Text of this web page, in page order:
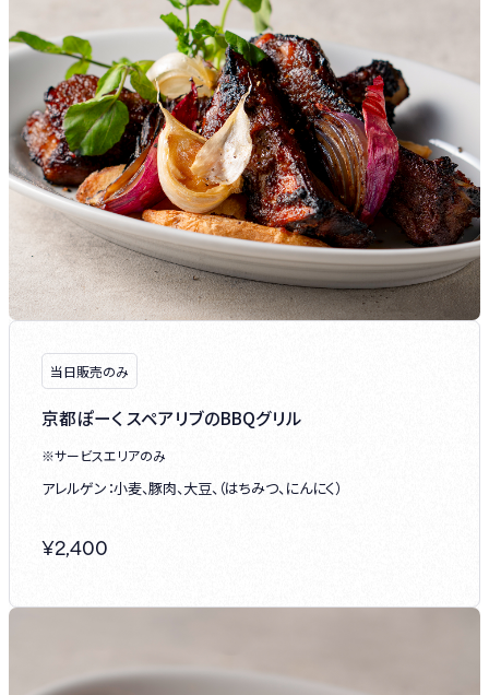
当日販売のみ
京都ぽーく スペアリブのBBQグリル
※サービスエリアのみ
アレルゲン：小麦、豚肉、大豆、（はちみつ、にんにく）
¥2,400